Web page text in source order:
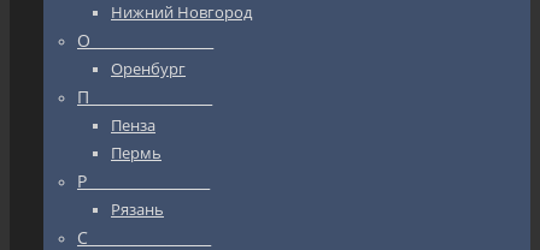
Нижний Новгород
О_________________
Оренбург
П_________________
Пенза
Пермь
Р_________________
Рязань
С_________________